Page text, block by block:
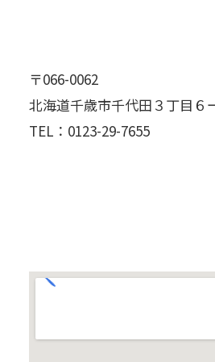
〒066-0062
北海道千歳市千代田３丁目
TEL： 0123-29-7655